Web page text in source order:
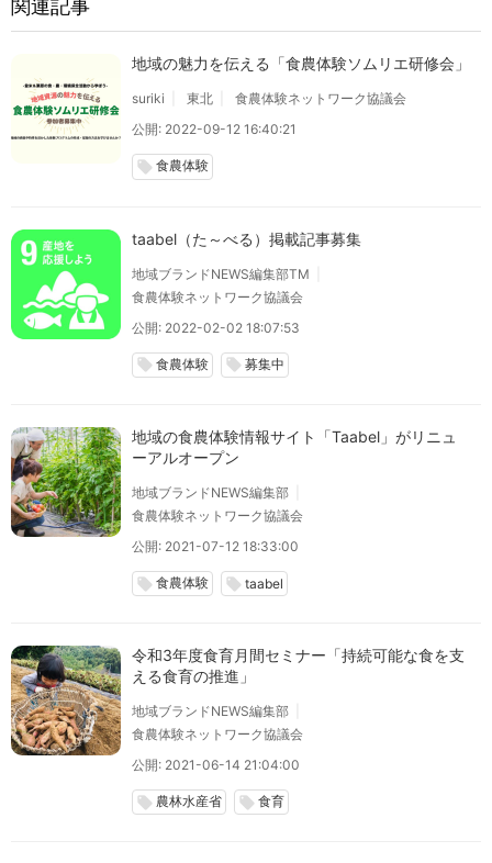
関連記事
地域の魅力を伝える「食農体験ソムリエ研修会」
suriki 東北
食農体験ネットワーク協議会
公開: 2022-09-12 16:40:21
local_offer 食農体験
taabel（た～べる）掲載記事募集
地域ブランドNEWS編集部TM
食農体験ネットワーク協議会
公開: 2022-02-02 18:07:53
local_offer 食農体験 local_offer 募集中
地域の食農体験情報サイト「Taabel」がリニュ
ーアルオープン
地域ブランドNEWS編集部
食農体験ネットワーク協議会
公開: 2021-07-12 18:33:00
local_offer 食農体験 local_offer taabel
令和3年度食育月間セミナー「持続可能な食を支
える食育の推進」
地域ブランドNEWS編集部
食農体験ネットワーク協議会
公開: 2021-06-14 21:04:00
local_offer 農林水産省 local_offer 食育